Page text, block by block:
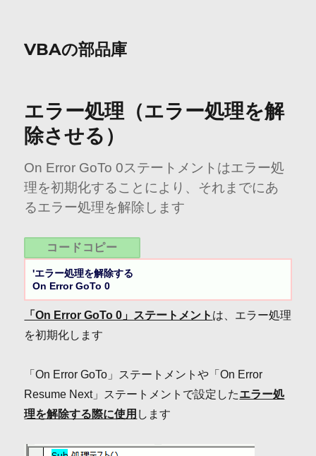
VBAの部品庫
エラー処理（エラー処理を解
除させる）
On Error GoTo 0ステートメントはエラー処
理を初期化することにより、それまでにあ
るエラー処理を解除します
コードコピー
'エラー処理を解除する
On Error GoTo 0
「On Error GoTo 0」ステートメント は、エラー処理
を初期化します
「On Error GoTo」ステートメントや「On Error
Resume Next」ステートメントで設定したエラー処
理を解除する際に使用 します